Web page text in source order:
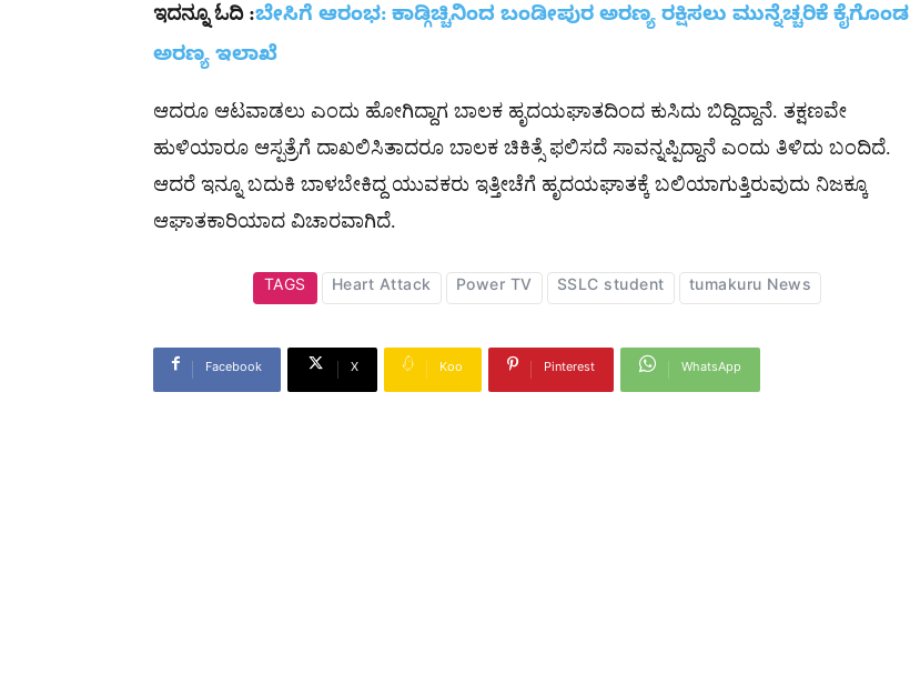
ಇದನ್ನೂ ಓದಿ :ಬೇಸಿಗೆ ಆರಂಭ: ಕಾಡ್ಗಿಚ್ಚಿನಿಂದ ಬಂಡೀಪುರ ಅರಣ್ಯ ರಕ್ಷಿಸಲು ಮುನ್ನೆಚ್ಚರಿಕೆ ಕೈಗೊಂಡ
ಅರಣ್ಯ ಇಲಾಖೆ
ಆದರೂ ಆಟವಾಡಲು ಎಂದು ಹೋಗಿದ್ದಾಗ ಬಾಲಕ ಹೃದಯಘಾತದಿಂದ ಕುಸಿದು ಬಿದ್ದಿದ್ದಾನೆ. ತಕ್ಷಣವೇ
ಹುಳಿಯಾರೂ ಆಸ್ಪತ್ರೆಗೆ ದಾಖಲಿಸಿತಾದರೂ ಬಾಲಕ ಚಿಕಿತ್ಸೆ ಫಲಿಸದೆ ಸಾವನ್ನಪ್ಪಿದ್ದಾನೆ ಎಂದು ತಿಳಿದು ಬಂದಿದೆ.
ಆದರೆ ಇನ್ನೂ ಬದುಕಿ ಬಾಳಬೇಕಿದ್ದ ಯುವಕರು ಇತ್ತೀಚೆಗೆ ಹೃದಯಘಾತಕ್ಕೆ ಬಲಿಯಾಗುತ್ತಿರುವುದು ನಿಜಕ್ಕೂ
ಆಘಾತಕಾರಿಯಾದ ವಿಚಾರವಾಗಿದೆ.
TAGS Heart Attack Power TV SSLC student tumakuru News
Facebook X Koo Pinterest WhatsApp